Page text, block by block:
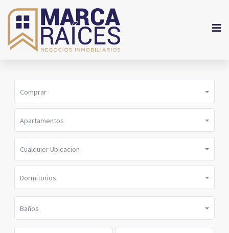
Comprar
Apartamentos
Cualquier Ubicacion
Dormitorios
Baños